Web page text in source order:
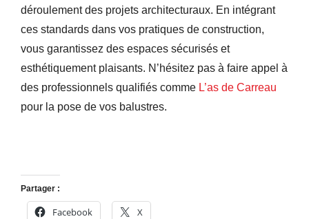
déroulement des projets architecturaux. En intégrant
ces standards dans vos pratiques de construction,
vous garantissez des espaces sécurisés et
esthétiquement plaisants. N’hésitez pas à faire appel à
des professionnels qualifiés comme L’as de Carreau
pour la pose de vos balustres.
Partager :
Facebook X